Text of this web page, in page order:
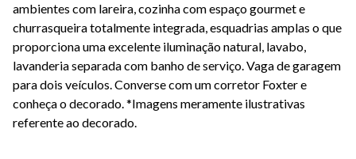
ambientes com lareira, cozinha com espaço gourmet e
churrasqueira totalmente integrada, esquadrias amplas o que
proporciona uma excelente iluminação natural, lavabo,
lavanderia separada com banho de serviço. Vaga de garagem
para dois veículos. Converse com um corretor Foxter e
conheça o decorado. *Imagens meramente ilustrativas
referente ao decorado.